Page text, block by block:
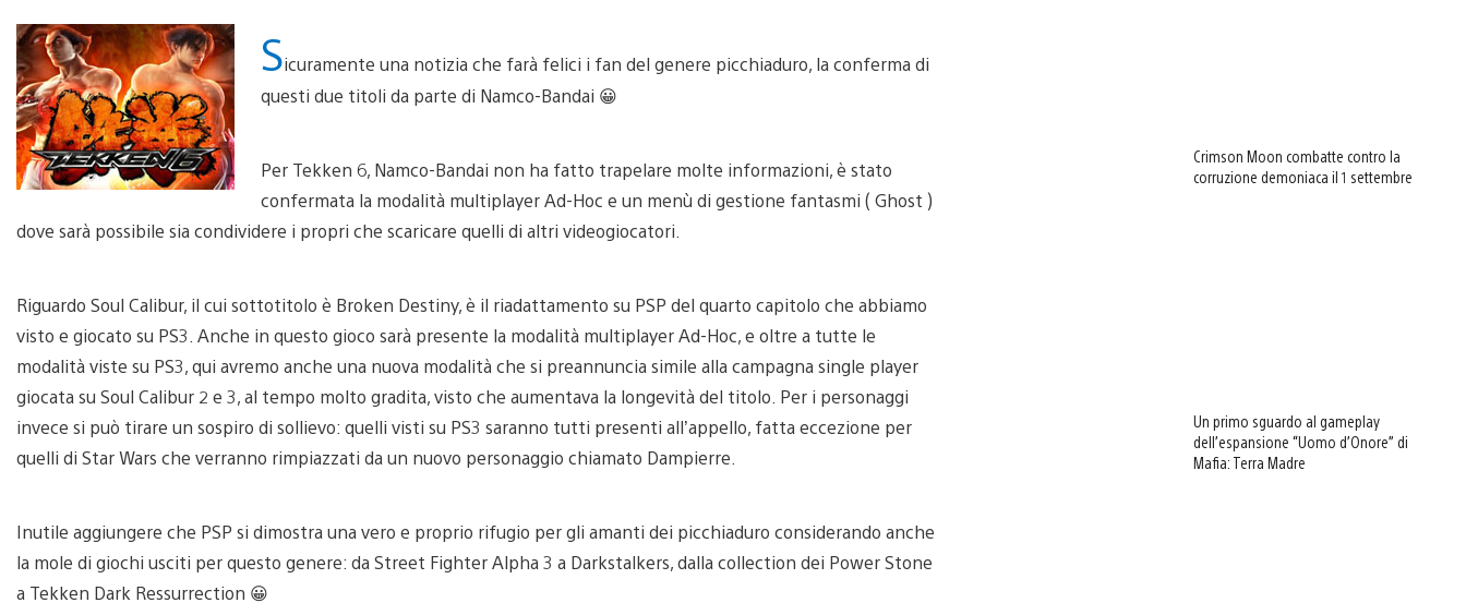
Sicuramente una notizia che farà felici i fan del genere picchiaduro, la conferma di
questi due titoli da parte di Namco-Bandai 😀
Per Tekken 6, Namco-Bandai non ha fatto trapelare molte informazioni, è stato
confermata la modalità multiplayer Ad-Hoc e un menù di gestione fantasmi ( Ghost )
dove sarà possibile sia condividere i propri che scaricare quelli di altri videogiocatori.
Riguardo Soul Calibur, il cui sottotitolo è Broken Destiny, è il riadattamento su PSP del quarto capitolo che abbiamo
visto e giocato su PS3. Anche in questo gioco sarà presente la modalità multiplayer Ad-Hoc, e oltre a tutte le
modalità viste su PS3, qui avremo anche una nuova modalità che si preannuncia simile alla campagna single player
giocata su Soul Calibur 2 e 3, al tempo molto gradita, visto che aumentava la longevità del titolo. Per i personaggi
invece si può tirare un sospiro di sollievo: quelli visti su PS3 saranno tutti presenti all’appello, fatta eccezione per
quelli di Star Wars che verranno rimpiazzati da un nuovo personaggio chiamato Dampierre.
Inutile aggiungere che PSP si dimostra una vero e proprio rifugio per gli amanti dei picchiaduro considerando anche
la mole di giochi usciti per questo genere: da Street Fighter Alpha 3 a Darkstalkers, dalla collection dei Power Stone
a Tekken Dark Ressurrection 😀
Crimson Moon combatte contro la
corruzione demoniaca il 1 settembre
Un primo sguardo al gameplay
dell’espansione “Uomo d’Onore” di
Mafia: Terra Madre